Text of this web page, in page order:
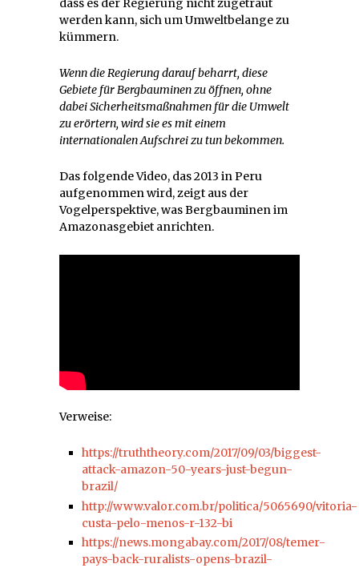
dass es der Regierung nicht zugetraut
werden kann, sich um Umweltbelange zu
kümmern.
Wenn die Regierung darauf beharrt, diese
Gebiete für Bergbauminen zu öffnen, ohne
dabei Sicherheitsmaßnahmen für die Umwelt
zu erörtern, wird sie es mit einem
internationalen Aufschrei zu tun bekommen.
Das folgende Video, das 2013 in Peru
aufgenommen wird, zeigt aus der
Vogelperspektive, was Bergbauminen im
Amazonasgebiet anrichten.
Verweise:
https://truththeory.com/2017/09/03/biggest-
attack-amazon-50-years-just-begun-
brazil/
http://www.valor.com.br/politica/5065690/vitoria-
custa-pelo-menos-r-132-bi
https://news.mongabay.com/2017/08/temer-
pays-back-ruralists-opens-brazil-